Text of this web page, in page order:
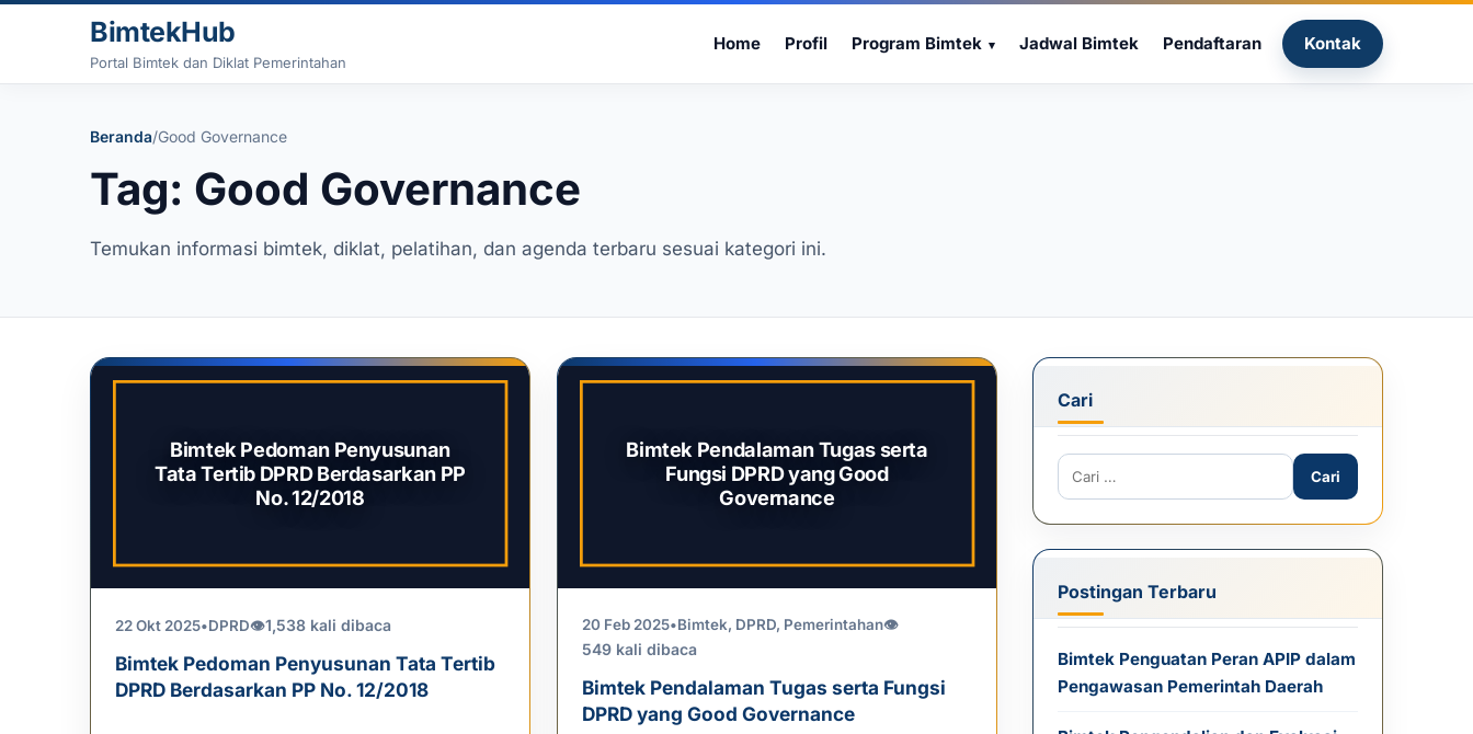
BimtekHub
Portal Bimtek dan Diklat Pemerintahan
Home Profil Program Bimtek Jadwal Bimtek Pendaftaran Kontak
Beranda/Good Governance
Tag: Good Governance
Temukan informasi bimtek, diklat, pelatihan, dan agenda terbaru sesuai kategori ini.
Bimtek Pedoman Penyusunan
Tata Tertib DPRD Berdasarkan PP
No. 12/2018
22 Okt 2025•DPRD👁1,538 kali dibaca
Bimtek Pedoman Penyusunan Tata Tertib
DPRD Berdasarkan PP No. 12/2018
Bimtek Pendalaman Tugas serta
Fungsi DPRD yang Good
Governance
20 Feb 2025•Bimtek, DPRD, Pemerintahan👁
549 kali dibaca
Bimtek Pendalaman Tugas serta Fungsi
DPRD yang Good Governance
Cari
Cari untuk:
Postingan Terbaru
Bimtek Penguatan Peran APIP dalam
Pengawasan Pemerintah Daerah